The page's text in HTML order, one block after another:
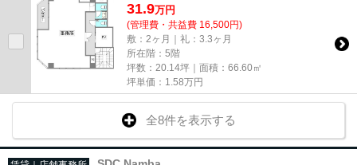
31.9万円
(管理費・共益費 16,500円)
敷：2ヶ月｜礼：3.3ヶ月
所在階：5階
坪数：20.14坪｜面積：66.60㎡
坪単価： 1.58万円
全8件を表示する